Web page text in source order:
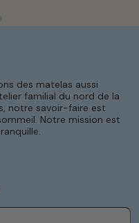
des matelas aussi
familial du nord de la
notre savoir-faire est
Notre mission est